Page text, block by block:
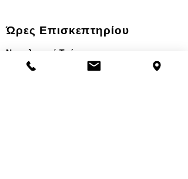
Ώρες Επισκεπτηρίου
Νοσηλευτικά Τμήματα
Χειμερινό ωράριο: 11.00-13.00
17.30-19.30